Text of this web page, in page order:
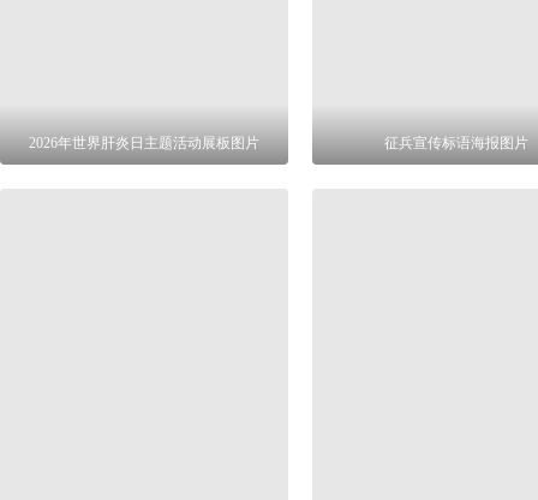
2026年世界肝炎日主题活动展板图片 征兵宣传标语海报图片